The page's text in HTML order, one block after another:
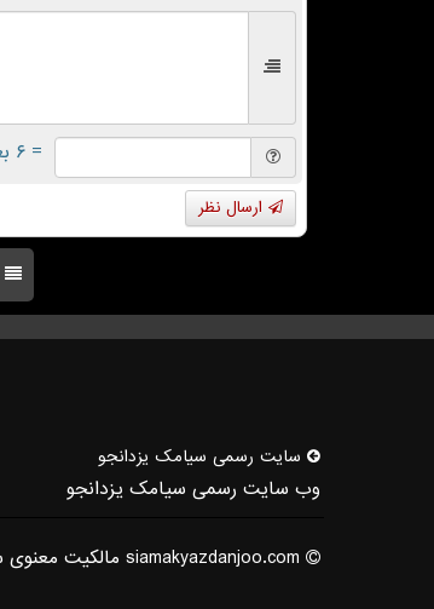
= ۶ بعلاوه ۲
ارسال نظر
سایت رسمی سیامك یزدانجو
وب سایت رسمی سیامک یزدانجو